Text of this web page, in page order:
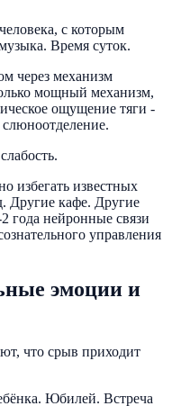
с которым
Время суток.
через механизм
мощный механизм,
ощущение тяги -
избегать известных
Другие кафе. Другие
года нейронные связи
управления
эмоции и
что срыв приходит
Юбилей. Встреча